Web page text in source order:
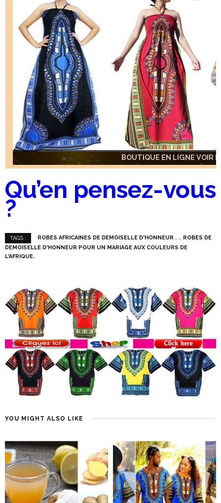
BOUTIQUE EN LIGNE VOIR
BOUTIQUE EN LIGNE VOIR
Qu’en pensez-vous
?
TAGS : ROBES AFRICAINES DE DEMOISELLE D'HONNEUR .
ROBES DE
DEMOISELLE D'HONNEUR POUR UN MARIAGE AUX COULEURS DE
L'AFRIQUE.
YOU MIGHT ALSO LIKE